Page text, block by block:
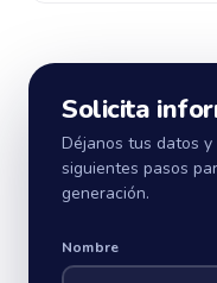
Solicita
Déjanos tus datos
siguientes pasos
generación.
Nombre